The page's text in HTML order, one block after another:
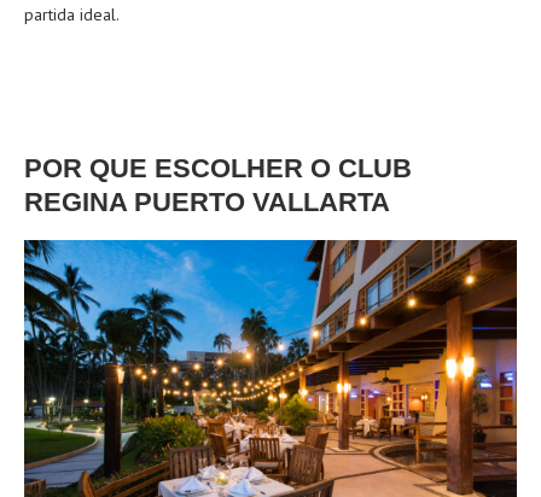
partida ideal.
POR QUE ESCOLHER O CLUB
REGINA PUERTO VALLARTA